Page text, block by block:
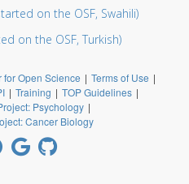
on the OSF, Swahili)
on the OSF, Turkish)
for Open Science | Terms of Use |
| Training | TOP Guidelines |
Psychology |
Cancer Biology